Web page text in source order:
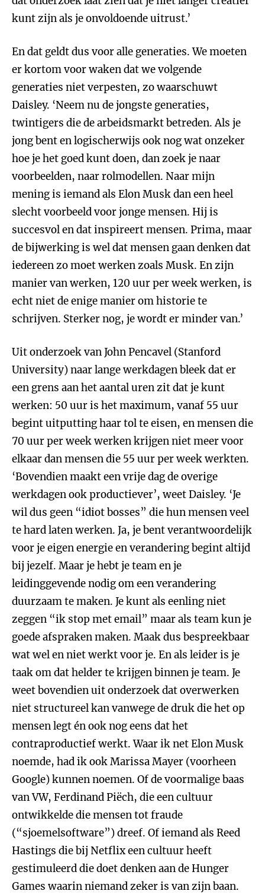
kunt zijn als je onvoldoende uitrust.’
En dat geldt dus voor alle generaties. We moeten
er kortom voor waken dat we volgende
generaties niet verpesten, zo waarschuwt
Daisley. ‘Neem nu de jongste generaties,
twintigers die de arbeidsmarkt betreden. Als je
jong bent en logischerwijs ook nog wat onzeker
hoe je het goed kunt doen, dan zoek je naar
voorbeelden, naar rolmodellen. Naar mijn
mening is iemand als Elon Musk dan een heel
slecht voorbeeld voor jonge mensen. Hij is
succesvol en dat inspireert mensen. Prima, maar
de bijwerking is wel dat mensen gaan denken dat
iedereen zo moet werken zoals Musk. En zijn
manier van werken, 120 uur per week werken, is
echt niet de enige manier om historie te
schrijven. Sterker nog, je wordt er minder van.’
Uit onderzoek van John Pencavel (Stanford
University) naar lange werkdagen bleek dat er
een grens aan het aantal uren zit dat je kunt
werken: 50 uur is het maximum, vanaf 55 uur
begint uitputting haar tol te eisen, en mensen die
70 uur per week werken krijgen niet meer voor
elkaar dan mensen die 55 uur per week werkten.
‘Bovendien maakt een vrije dag de overige
werkdagen ook productiever’, weet Daisley. ‘Je
wil dus geen “idiot bosses” die hun mensen veel
te hard laten werken. Ja, je bent verantwoordelijk
voor je eigen energie en verandering begint altijd
bij jezelf. Maar je hebt je team en je
leidinggevende nodig om een verandering
duurzaam te maken. Je kunt als eenling niet
zeggen “ik stop met email” maar als team kun je
goede afspraken maken. Maak dus bespreekbaar
wat wel en niet werkt voor je. En als leider is je
taak om dat helder te krijgen binnen je team. Je
weet bovendien uit onderzoek dat overwerken
niet structureel kan vanwege de druk die het op
mensen legt én ook nog eens dat het
contraproductief werkt. Waar ik net Elon Musk
noemde, had ik ook Marissa Mayer (voorheen
Google) kunnen noemen. Of de voormalige baas
van VW, Ferdinand Piëch, die een cultuur
ontwikkelde die mensen tot fraude
(“sjoemelsoftware”) dreef. Of iemand als Reed
Hastings die bij Netflix een cultuur heeft
gestimuleerd die doet denken aan de Hunger
Games waarin niemand zeker is van zijn baan.